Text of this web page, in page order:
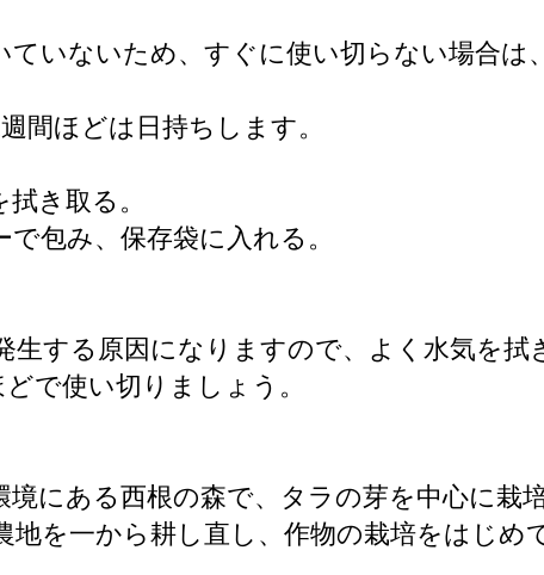
いないため、すぐに使い切らない場合は
間ほどは日持ちします。
き取る。
包み、保存袋に入れる。
する原因になりますので、よく水気を拭
で使い切りましょう。
にある西根の森で、タラの芽を中心に栽
を一から耕し直し、作物の栽培をはじめ